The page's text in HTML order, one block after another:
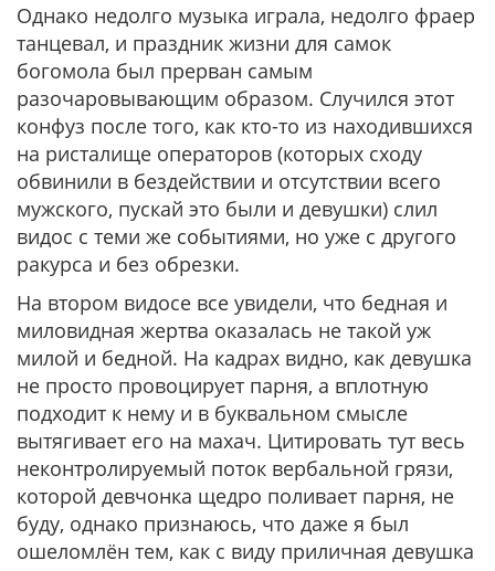
Однако недолго музыка играла, недолго фраер
танцевал, и праздник жизни для самок
богомола был прерван самым
разочаровывающим образом. Случился этот
конфуз после того, как кто-то из находившихся
на ристалище операторов (которых сходу
обвинили в бездействии и отсутствии всего
мужского, пускай это были и девушки) слил
видос с теми же событиями, но уже с другого
ракурса и без обрезки.
На втором видосе все увидели, что бедная и
миловидная жертва оказалась не такой уж
милой и бедной. На кадрах видно, как девушка
не просто провоцирует парня, а вплотную
подходит к нему и в буквальном смысле
вытягивает его на махач. Цитировать тут весь
неконтролируемый поток вербальной грязи,
которой девчонка щедро поливает парня, не
буду, однако признаюсь, что даже я был
ошеломлён тем, как с виду приличная девушка